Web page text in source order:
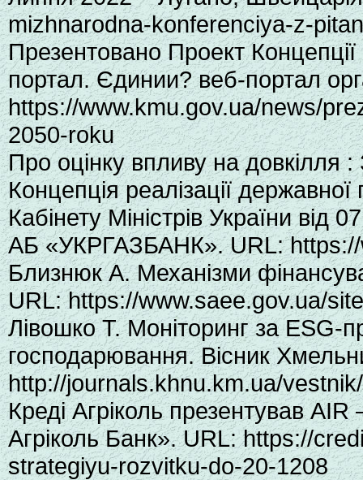
mizhnarodna-konferenciya-z-
Презентовано Проект
портал. Єдинии? веб-портал
https://www.kmu.gov.ua/news/
2050-roku
Про оцінку впливу на
Концепція реалізації
Кабінету Міністрів України
АБ «УКРГАЗБАНК». URL: https://
Близнюк А. Механізми
URL: https://www.saee.gov.ua/
Лівошко Т. Моніторинг за ESG-
господарювання. Вісник
http://journals.khnu.km.ua/
Креді Агріколь презентував
Агріколь Банк». URL: https://
strategiyu-rozvitku-do-20-1208